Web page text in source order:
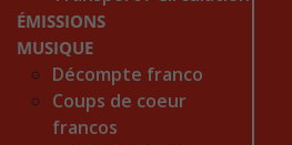
ÉMISSIONS
MUSIQUE
Décompte franco
Coups de coeur
francos